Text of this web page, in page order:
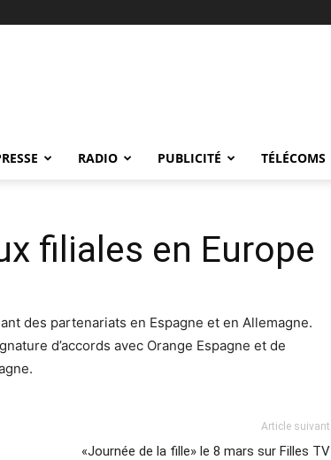
RADIO PUBLICITÉ TÉLÉCOMS
filiales en Europe
des partenariats en Espagne et en Allemagne.
d’accords avec Orange Espagne et de
Article suivant
«Journée de la fille» le 8 mars sur Filles TV